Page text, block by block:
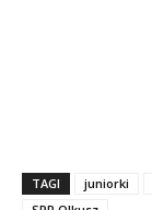
TAGI juniorki